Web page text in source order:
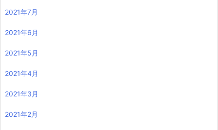
2021年7月
2021年6月
2021年5月
2021年4月
2021年3月
2021年2月